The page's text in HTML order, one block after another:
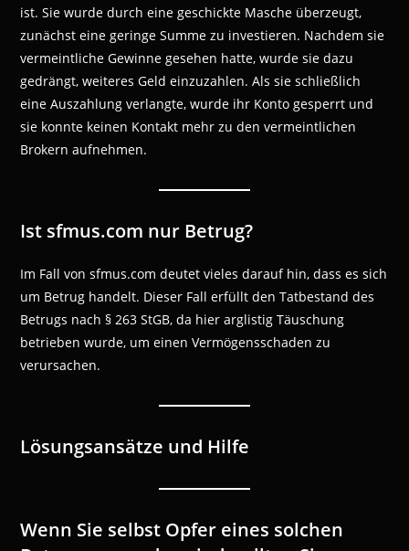
ist. Sie wurde durch eine geschickte Masche überzeugt,
zunächst eine geringe Summe zu investieren. Nachdem sie
vermeintliche Gewinne gesehen hatte, wurde sie dazu
gedrängt, weiteres Geld einzuzahlen. Als sie schließlich
eine Auszahlung verlangte, wurde ihr Konto gesperrt und
sie konnte keinen Kontakt mehr zu den vermeintlichen
Brokern aufnehmen.
Ist sfmus.com nur Betrug?
Im Fall von sfmus.com deutet vieles darauf hin, dass es sich
um Betrug handelt. Dieser Fall erfüllt den Tatbestand des
Betrugs nach § 263 StGB, da hier arglistig Täuschung
betrieben wurde, um einen Vermögensschaden zu
verursachen.
Lösungsansätze und Hilfe
Wenn Sie selbst Opfer eines solchen